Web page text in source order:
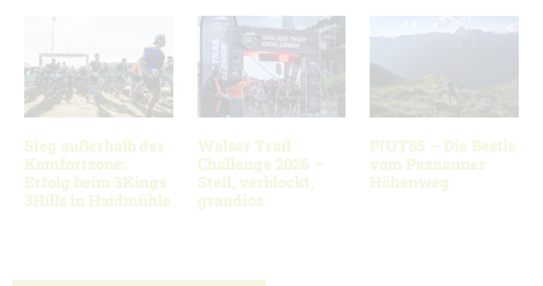
Sieg außerhalb der
Komfortzone:
Erfolg beim 3Kings
3Hills in Haidmühle
Walser Trail
Challenge 2026 –
Steil, verblockt,
grandios
PIUT85 – Die Bestie
vom Paznauner
Höhenweg